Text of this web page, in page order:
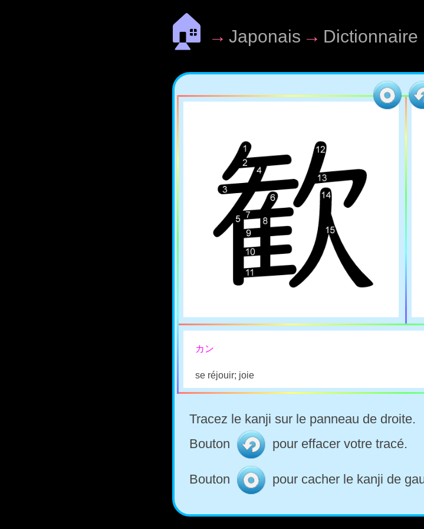
🏠 → Japonais → Dictionnaire
カン
se réjouir; joie
Tracez le kanji sur le panneau de droite.
Bouton
pour effacer votre tracé.
Bouton pour cacher le kanji de